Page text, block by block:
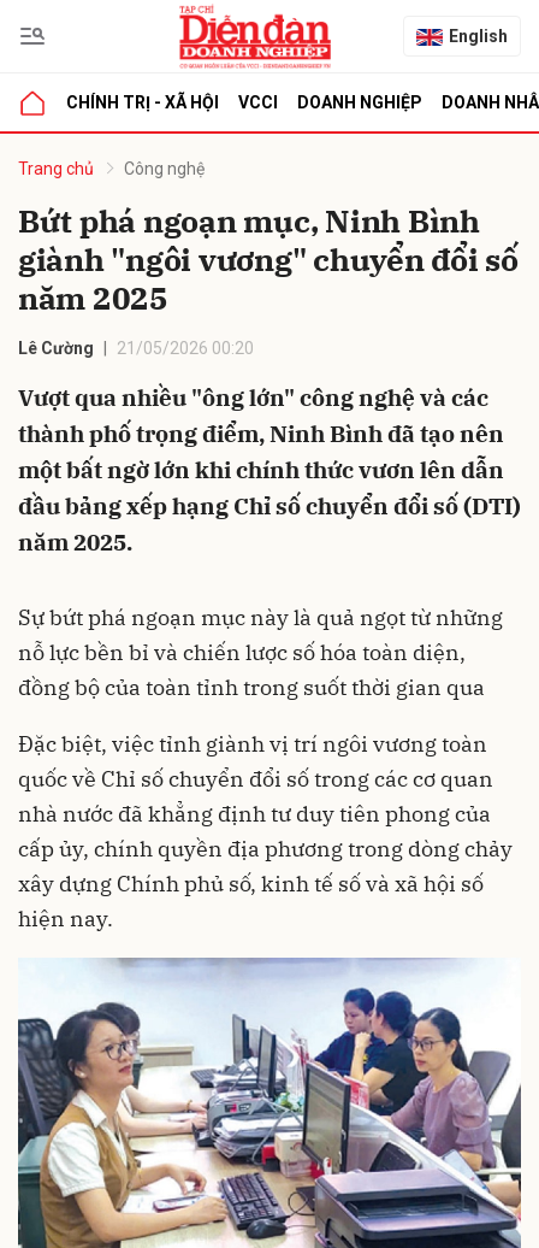
English
CHÍNH TRỊ - XÃ HỘI VCCI DOANH NGHIỆP DOANH
Trang chủ Công nghệ
Bứt phá ngoạn mục, Ninh Bình
giành "ngôi vương" chuyển đổi số
năm 2025
Lê Cường 21/05/2026 00:20
Vượt qua nhiều "ông lớn" công nghệ và các
thành phố trọng điểm, Ninh Bình đã tạo nên
một bất ngờ lớn khi chính thức vươn lên dẫn
đầu bảng xếp hạng Chỉ số chuyển đổi số (DTI)
năm 2025.
Sự bứt phá ngoạn mục này là quả ngọt từ những
nỗ lực bền bỉ và chiến lược số hóa toàn diện,
đồng bộ của toàn tỉnh trong suốt thời gian qua
Đặc biệt, việc tỉnh giành vị trí ngôi vương toàn
quốc về Chỉ số chuyển đổi số trong các cơ quan
nhà nước đã khẳng định tư duy tiên phong của
cấp ủy, chính quyền địa phương trong dòng chảy
xây dựng Chính phủ số, kinh tế số và xã hội số
hiện nay.
luận
Hủy